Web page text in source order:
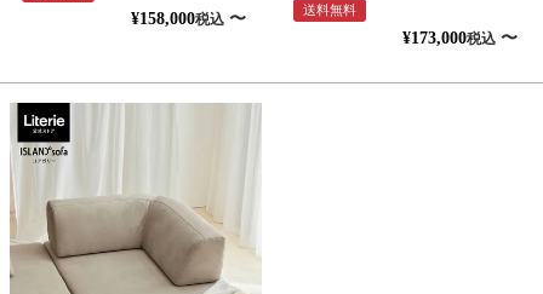
¥158,000税込 〜 送料無料
¥173,000税込 〜